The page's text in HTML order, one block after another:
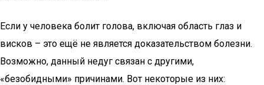
Если у человека болит голова, включая область глаз и
висков – это ещё не является доказательством болезни.
Возможно, данный недуг связан с другими,
«безобидными» причинами. Вот некоторые из них: